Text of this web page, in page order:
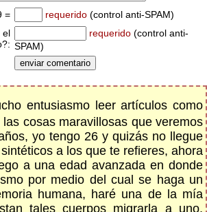
= requerido (control anti-SPAM)
el
requerido (control anti-
SPAM)
entusiasmo leer artículos como
cosas maravillosas que veremos
yo tengo 26 y quizás no llegue
a los que te refieres, ahora
a una edad avanzada en donde
por medio del cual se haga un
humana, haré una de la mía
tales cuerpos migrarla a uno,